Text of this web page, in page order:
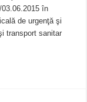
în
de urgenţă şi
transport sanitar